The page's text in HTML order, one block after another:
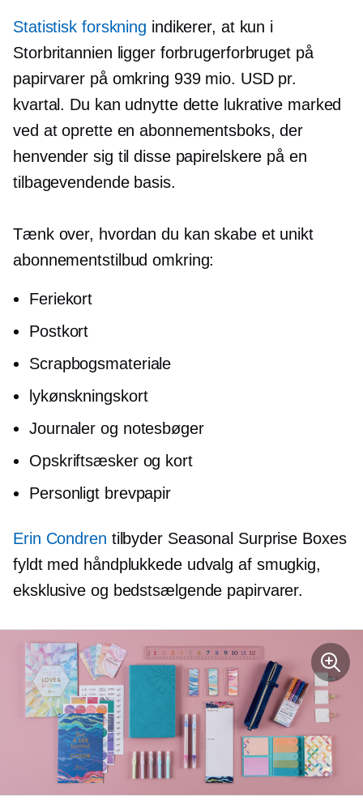
Statistisk forskning indikerer, at kun i
Storbritannien ligger forbrugerforbruget på
papirvarer på omkring 939 mio. USD pr.
kvartal. Du kan udnytte dette lukrative marked
ved at oprette en abonnementsboks, der
henvender sig til disse papirelskere på en
tilbagevendende basis.
Tænk over, hvordan du kan skabe et unikt
abonnementstilbud omkring:
Feriekort
Postkort
Scrapbogsmateriale
lykønskningskort
Journaler og notesbøger
Opskriftsæsker og kort
Personligt brevpapir
Erin Condren tilbyder Seasonal Surprise Boxes
fyldt med håndplukkedeudvalg af smugkig,
eksklusive og bedstsælgende papirvarer.